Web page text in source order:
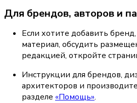
Для брендов, авторов и
Если хотите добавить
материал, обсудить
редакцией, откройте
Инструкции для брендов,
архитекторов и
разделе «Помощь».